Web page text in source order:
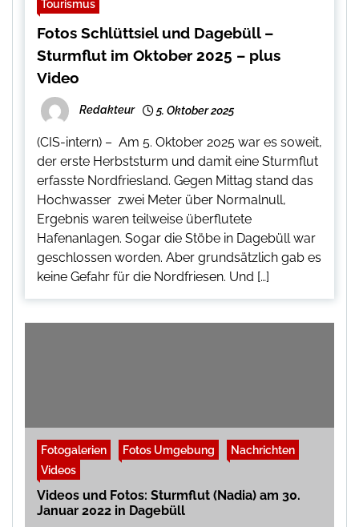
Tourismus
Fotos Schlüttsiel und Dagebüll –
Sturmflut im Oktober 2025 – plus
Video
Redakteur 5. Oktober 2025
(CIS-intern) – Am 5. Oktober 2025 war es soweit,
der erste Herbststurm und damit eine Sturmflut
erfasste Nordfriesland. Gegen Mittag stand das
Hochwasser zwei Meter über Normalnull,
Ergebnis waren teilweise überflutete
Hafenanlagen. Sogar die Stöbe in Dagebüll war
geschlossen worden. Aber grundsätzlich gab es
keine Gefahr für die Nordfriesen. Und […]
Fotogalerien Fotos Umgebung
Nachrichten
Videos
Videos und Fotos: Sturmflut (Nadia) am 30.
Januar 2022 in Dagebüll